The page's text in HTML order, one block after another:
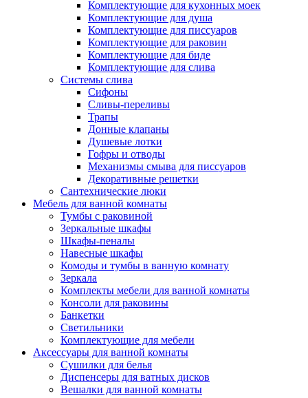
Комплектующие для кухонных моек
Комплектующие для душа
Комплектующие для писсуаров
Комплектующие для раковин
Комплектующие для биде
Комплектующие для слива
Системы слива
Сифоны
Сливы-переливы
Трапы
Донные клапаны
Душевые лотки
Гофры и отводы
Механизмы смыва для писсуаров
Декоративные решетки
Сантехнические люки
Мебель для ванной комнаты
Тумбы с раковиной
Зеркальные шкафы
Шкафы-пеналы
Навесные шкафы
Комоды и тумбы в ванную комнату
Зеркала
Комплекты мебели для ванной комнаты
Консоли для раковины
Банкетки
Светильники
Комплектующие для мебели
Аксессуары для ванной комнаты
Сушилки для белья
Диспенсеры для ватных дисков
Вешалки для ванной комнаты